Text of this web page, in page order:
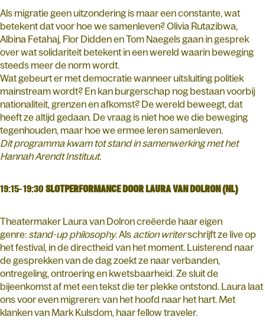
Als migratie geen uitzondering is maar een constante, wat
betekent dat voor hoe we samenleven? Olivia Rutazibwa,
Albina Fetahaj, Flor Didden en Tom Naegels gaan in gesprek
over wat solidariteit betekent in een wereld waarin beweging
steeds meer de norm wordt.
Wat gebeurt er met democratie wanneer uitsluiting politiek
mainstream wordt? En kan burgerschap nog bestaan voorbij
nationaliteit, grenzen en afkomst? De wereld beweegt, dat
heeft ze altijd gedaan. De vraag is niet hoe we die beweging
tegenhouden, maar hoe we ermee leren samenleven.
Dit programma kwam tot stand in samenwerking met het
Hannah Arendt Instituut.
19:15- 19:30SLOTPERFORMANCE DOOR LAURA VAN DOLRON (NL)
Theatermaker Laura van Dolron creëerde haar eigen
genre: stand-up philosophy. Als action writerschrijft ze live op
het festival, in de directheid van het moment. Luisterend naar
de gesprekken van de dag zoekt ze naar verbanden,
ontregeling, ontroering en kwetsbaarheid. Ze sluit de
bijeenkomst af met een tekst die ter plekke ontstond. Laura laat
ons voor even migreren: van het hoofd naar het hart. Met
klanken van Mark Kulsdom, haar fellow traveler.